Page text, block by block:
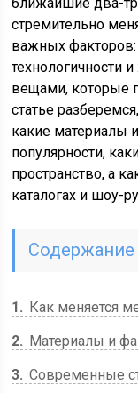
стремительно
важных факторов:
технологичности
вещами, которые
статье
какие материалы
популярности,
пространство, а
каталогах и шоу-
Содержание
1
Как меняется
2
Материалы и
3 Современные